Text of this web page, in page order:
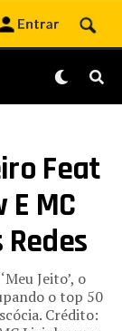
Feat
E MC
Jeito’, o
o top 50
Crédito: